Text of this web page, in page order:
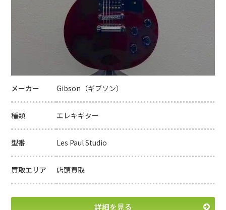
詳細を見る
メーカー Gibson（ギブソン）
種類 エレキギター
型番 Les Paul Studio
買取エリア 店頭買取